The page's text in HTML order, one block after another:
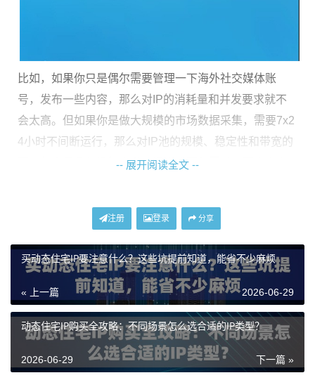
比如，如果你只是偶尔需要管理一下海外社交媒体账
号，发布一些内容，那么对IP的消耗量和并发要求就不
会太高。但如果你是做大规模的市场数据采集，需要7x2
4小时不间断运行，那么对IP池的规模、稳定性和带宽的
要求就会呈几何级数上升。混淆这两种需求，要么会造
拆解产品类型：找到与你业务匹配的那一款
基于你的需求清单，现在可以来对照具体的产品类型
了。我们以“神龙海外动态IP”的服务为例，其产品线清晰
地划分了不同场景，你可以对号入座。
动态住宅IP（全面型）：这是入门和常规业务的首选。
它提供了真实的住宅IP环境，覆盖美国、日本、英国、
韩国等主流市场。最大的特点是灵活性，你可以将单个I
-- 展开阅读全文 --
注册 登录 分享
买动态住宅IP要注意什么？这些坑提前知道，能省不少麻烦
« 上一篇 2026-06-29
动态住宅IP购买全攻略：不同场景怎么选合适的IP类型？
下一篇 »
2026-06-29